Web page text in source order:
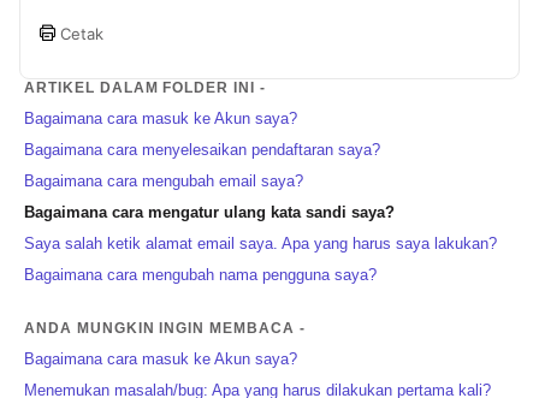
Cetak
ARTIKEL DALAM FOLDER INI -
Bagaimana cara masuk ke Akun saya?
Bagaimana cara menyelesaikan pendaftaran saya?
Bagaimana cara mengubah email saya?
Bagaimana cara mengatur ulang kata sandi saya?
Saya salah ketik alamat email saya. Apa yang harus saya lakukan?
Bagaimana cara mengubah nama pengguna saya?
ANDA MUNGKIN INGIN MEMBACA -
Bagaimana cara masuk ke Akun saya?
Menemukan masalah/bug: Apa yang harus dilakukan pertama kali?